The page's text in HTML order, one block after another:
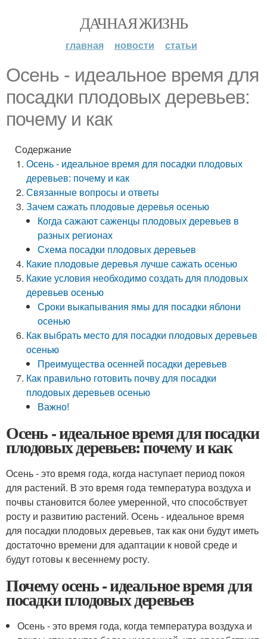
ДАЧНАЯ ЖИЗНЬ
главная новости статьи
Осень - идеальное время для
посадки плодовых деревьев:
почему и как
Содержание
Осень - идеальное время для посадки плодовых
деревьев: почему и как
Связанные вопросы и ответы
Зачем сажать плодовые деревья осенью
Когда сажают саженцы плодовых деревьев в
разных регионах
Схема посадки плодовых деревьев
Какие плодовые деревья лучше сажать осенью
Какие условия необходимо создать для плодовых
деревьев осенью
Сроки выкапывания ямы для посадки яблони
осенью
Как выбрать место для посадки плодовых деревьев
осенью
Преимущества осенней посадки деревьев
Как правильно готовить почву для посадки
плодовых деревьев осенью
Важно!
Осень - идеальное время для посадки
плодовых деревьев: почему и как
Осень - это время года, когда наступает период покоя
для растений. В это время года температура воздуха и
почвы становится более умеренной, что способствует
росту и развитию растений. Осень - идеальное время
для посадки плодовых деревьев, так как они будут иметь
достаточно времени для адаптации к новой среде и
будут готовы к весеннему росту.
Почему осень - идеальное время для
посадки плодовых деревьев
Осень - это время года, когда температура воздуха и